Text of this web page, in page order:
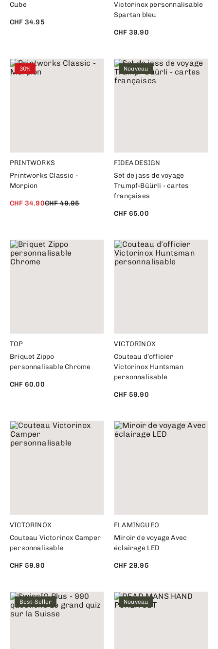
Cube
CHF 34.95
Victorinox personnalisable
Spartan bleu
CHF 39.90
30%
PRINTWORKS
Printworks Classic -
Morpion
CHF 34.90CHF 49.95
Nouveau
FIDEA DESIGN
Set de jass de voyage
Trumpf-Büürli - cartes
françaises
CHF 65.00
TOP
Briquet Zippo
personnalisable Chrome
CHF 60.00
VICTORINOX
Couteau d’officier
Victorinox Huntsman
personnalisable
CHF 59.90
VICTORINOX
Couteau Victorinox Camper
personnalisable
CHF 59.90
FLAMINGUEO
Miroir de voyage Avec
éclairage LED
CHF 29.95
Best-Seller Nouveau